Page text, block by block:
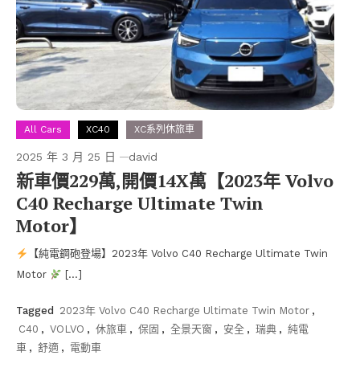
All Cars XC40 XC系列休旅車
2025 年 3 月 25 日 david
新車價229萬,開價14X萬【2023年 Volvo
C40 Recharge Ultimate Twin
Motor】
【純電鋼砲登場】2023年 Volvo C40 Recharge Ultimate Twin
Motor
[…]
Tagged 2023年 Volvo C40 Recharge Ultimate Twin Motor ,
C40 , VOLVO , 休旅車 , 保固 , 全景天窗 , 安全 , 瑞典 , 純電
車 , 舒適 , 電動車